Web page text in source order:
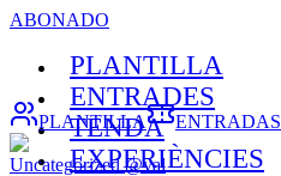
ABONADO
PLANTILLA
ENTRADES
TENDA
EXPERIÈNCIES
PLANTILLA ENTRADAS
Uncategorized @val